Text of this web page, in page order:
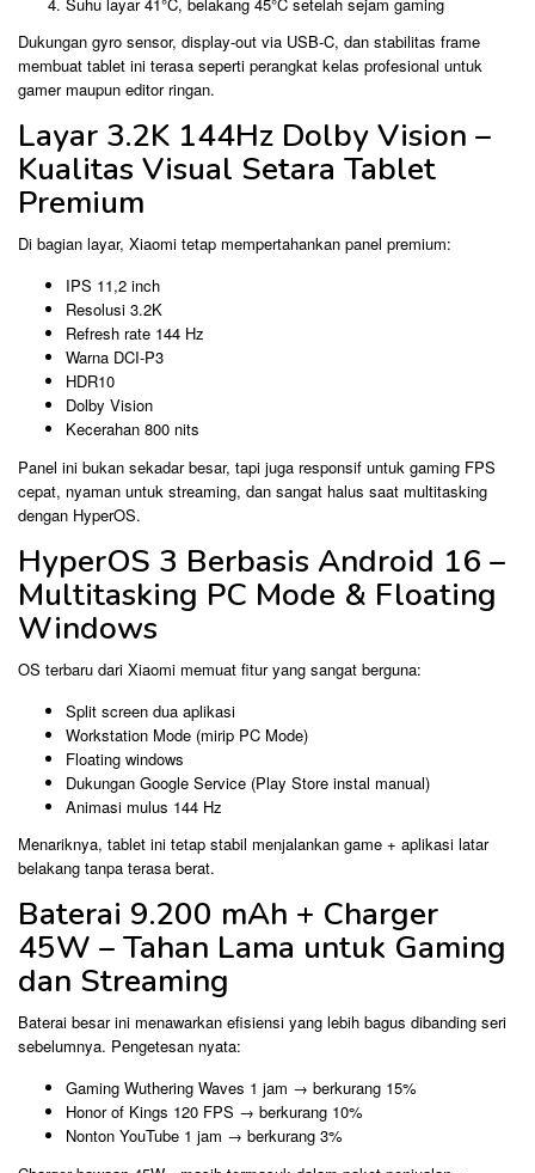
Dukungan gyro sensor, display-out via USB-C, dan stabilitas frame
membuat tablet ini terasa seperti perangkat kelas profesional untuk
gamer maupun editor ringan.
Layar 3.2K 144Hz Dolby Vision –
Kualitas Visual Setara Tablet
Premium
Di bagian layar, Xiaomi tetap mempertahankan panel premium:
IPS 11,2 inch
Resolusi 3.2K
Refresh rate 144 Hz
Warna DCI-P3
HDR10
Dolby Vision
Kecerahan 800 nits
Panel ini bukan sekadar besar, tapi juga responsif untuk gaming FPS
cepat, nyaman untuk streaming, dan sangat halus saat multitasking
dengan HyperOS.
HyperOS 3 Berbasis Android 16 –
Multitasking PC Mode & Floating
Windows
OS terbaru dari Xiaomi memuat fitur yang sangat berguna:
Split screen dua aplikasi
Workstation Mode (mirip PC Mode)
Floating windows
Dukungan Google Service (Play Store instal manual)
Animasi mulus 144 Hz
Menariknya, tablet ini tetap stabil menjalankan game + aplikasi latar
belakang tanpa terasa berat.
Baterai 9.200 mAh + Charger
45W – Tahan Lama untuk Gaming
dan Streaming
Baterai besar ini menawarkan efisiensi yang lebih bagus dibanding seri
sebelumnya. Pengetesan nyata:
Gaming Wuthering Waves 1 jam → berkurang 15%
Honor of Kings 120 FPS → berkurang 10%
Nonton YouTube 1 jam → berkurang 3%